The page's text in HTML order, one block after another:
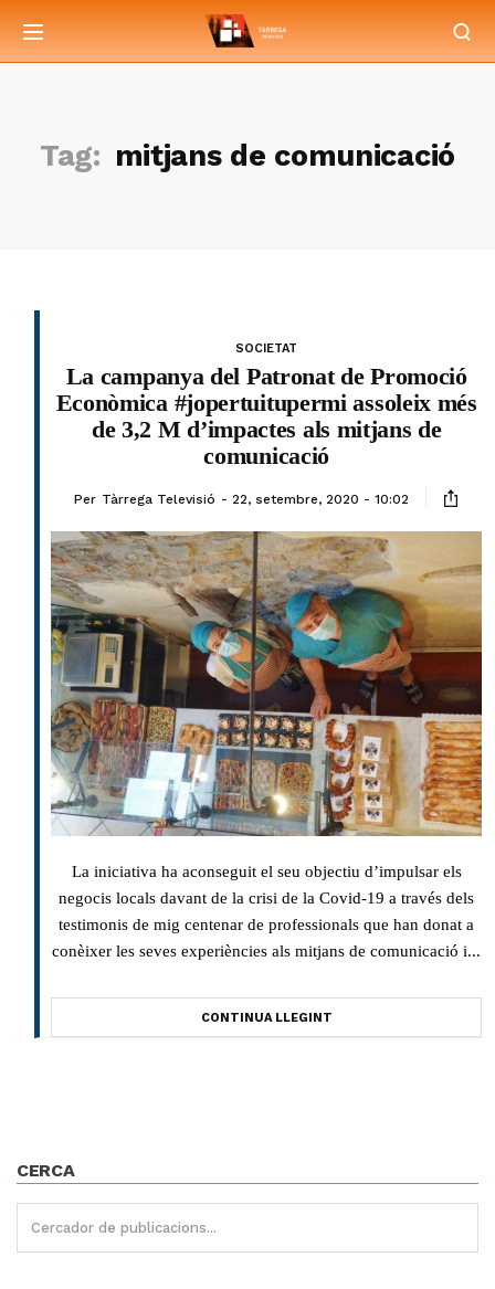
Tag: mitjans de comunicació
SOCIETAT
La campanya del Patronat de Promoció
Econòmica #jopertuitupermi assoleix més
de 3,2 M d’impactes als mitjans de
comunicació
Per Tàrrega Televisió 22, setembre, 2020 - 10:02
La iniciativa ha aconseguit el seu objectiu d’impulsar els
negocis locals davant de la crisi de la Covid-19 a través dels
testimonis de mig centenar de professionals que han donat a
conèixer les seves experiències als mitjans de comunicació i...
CONTINUA LLEGINT
CERCA